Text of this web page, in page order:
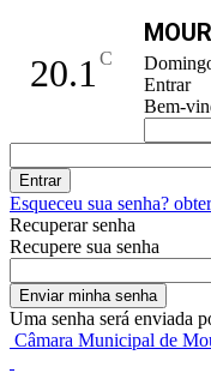
20.1 C
Entrar
Bem-
Esqueceu sua senha?
Recuperar senha
Recupere sua senha
Uma senha será enviada
Câmara Municipal de